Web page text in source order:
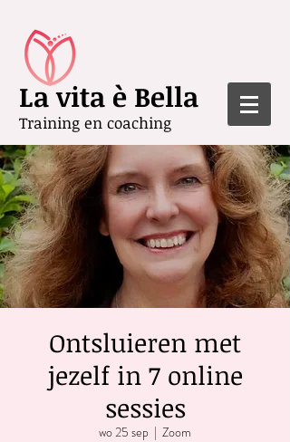
La vita è Bella
Training en coaching
Ontsluieren met
jezelf in 7 online
sessies
wo 25 sep
  |
Zoom